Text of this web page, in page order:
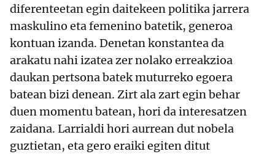
diferenteetan egin daitekeen politika jarrera
maskulino eta femenino batetik, generoa
kontuan izanda. Denetan konstantea da
arakatu nahi izatea zer nolako erreakzioa
daukan pertsona batek muturreko egoera
batean bizi denean. Zirt ala zart egin behar
duen momentu batean, hori da interesatzen
zaidana. Larrialdi hori aurrean dut nobela
guztietan, eta gero eraiki egiten ditut